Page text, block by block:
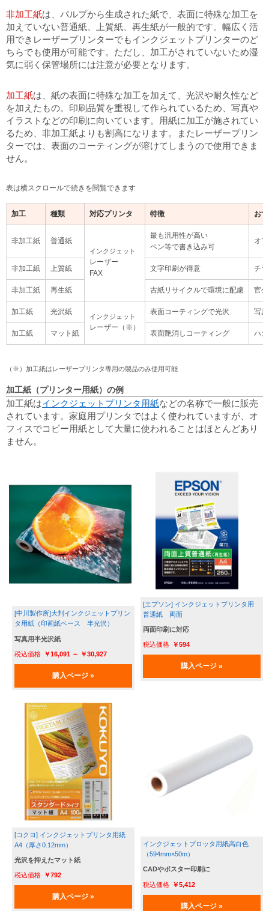
非加工紙は、パルプから生成された紙で、表面に特殊な加工を
加えていない普通紙、上質紙、再生紙が一般的です。幅広く活
用できレーザープリンターでもインクジェットプリンターのど
ちらでも使用が可能です。ただし、加工がされていないため湿
気に弱く保管場所には注意が必要となります。
加工紙は、紙の表面に特殊な加工を加えて、光沢や耐久性など
を加えたもの。印刷品質を重視して作られているため、写真や
イラストなどの印刷に向いています。用紙に加工が施されてい
るため、非加工紙よりも割高になります。またレーザープリン
ターでは、表面のコーティングが溶けてしまうので使用できま
せん。
表は横スクロールで続きを閲覧できます
加工 種類 対応プリンタ 特徴 お
非加工紙 普通紙
インクジェット
レーザー
FAX
最も汎用性が高い
ペン等で書き込み可
オ
非加工紙 上質紙 文字印刷が得意 チ
非加工紙 再生紙 古紙リサイクルで環境に配慮 官
加工紙 光沢紙
インクジェット
レーザー（※）
表面コーティングで光沢 写
加工紙 マット紙 表面艶消しコーティング ハ
（※）加工紙はレーザープリンタ専用の製品のみ使用可能
加工紙（プリンター用紙）の例
加工紙はインクジェットプリンタ用紙などの名称で一般に販売
されています。家庭用プリンタではよく使われていますが、オ
フィスでコピー用紙として大量に使われることはほとんどあり
ません。
[中川製作所]大判インクジェットプリン
タ用紙（印画紙ベース　半光沢）
写真用半光沢紙
￥16,091 ～ ￥30,927
購入ページ »
[エプソン] インクジェットプリンタ用
普通紙　両面
両面印刷に対応
￥594
購入ページ »
[コクヨ] インクジェットプリンタ用紙
A4（厚さ0.12mm）
光沢を抑えたマット紙
￥792
購入ページ »
インクジェットプロッタ用紙高白色
（594mm×50m）
CADやポスター印刷に
￥5,412
購入ページ »